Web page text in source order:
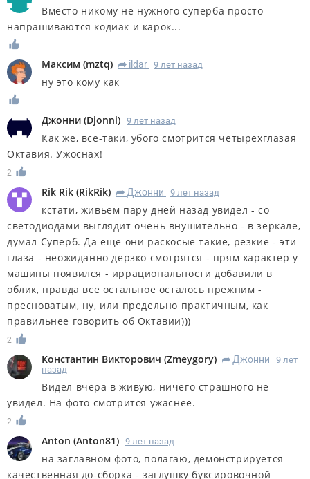
Вместо никому не нужного суперба просто
напрашиваются кодиак и карок...
Максим (mztq) R ildar 9 лет назад
ну это кому как
Джонни (Djonni) 9 лет назад
Как же, всё-таки, убого смотрится четырёхглазая
Октавия. Ужоснах!
2
Rik Rik (RikRik) R Джонни 9 лет назад
кстати, живьем пару дней назад увидел - со
светодиодами выглядит очень внушительно - в зеркале,
думал Суперб. Да еще они раскосые такие, резкие - эти
глаза - неожиданно дерзко смотрятся - прям характер у
машины появился - иррациональности добавили в
облик, правда все остальное осталось прежним -
пресноватым, ну, или предельно практичным, как
правильнее говорить об Октавии)))
2
Константин Викторович (Zmeygory) R Джонни
9 лет
назад
Видел вчера в живую, ничего страшного не
увидел. На фото смотрится ужаснее.
2
Anton (Anton81) 9 лет назад
на заглавном фото, полагаю, демонстрируется
качественная до-сборка - заглушку буксировочной